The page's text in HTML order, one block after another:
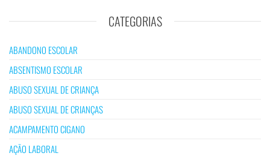
CATEGORIAS
ABANDONO ESCOLAR
ABSENTISMO ESCOLAR
ABUSO SEXUAL DE CRIANÇA
ABUSO SEXUAL DE CRIANÇAS
ACAMPAMENTO CIGANO
AÇÃO LABORAL